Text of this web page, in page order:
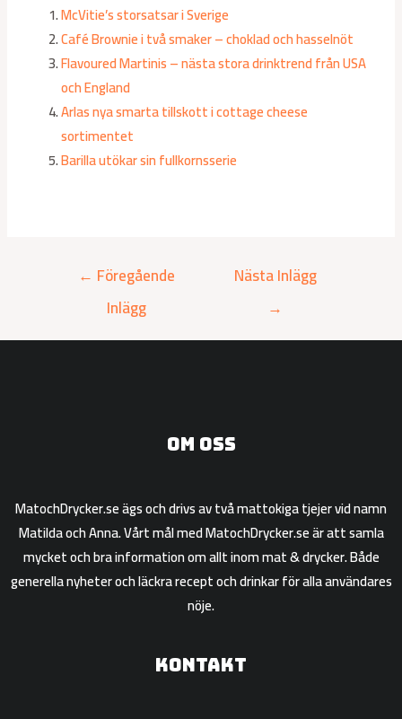
McVitie’s storsatsar i Sverige
Café Brownie i två smaker – choklad och hasselnöt
Flavoured Martinis – nästa stora drinktrend från USA
och England
Arlas nya smarta tillskott i cottage cheese
sortimentet
Barilla utökar sin fullkornsserie
← Föregående
Inlägg
Nästa Inlägg
→
Om oss
MatochDrycker.se ägs och drivs av två mattokiga tjejer vid namn
Matilda och Anna. Vårt mål med MatochDrycker.se är att samla
mycket och bra information om allt inom mat & drycker. Både
generella nyheter och läckra recept och drinkar för alla användares
nöje.
Kontakt